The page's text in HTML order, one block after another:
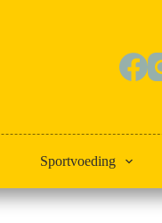
Sportvoeding